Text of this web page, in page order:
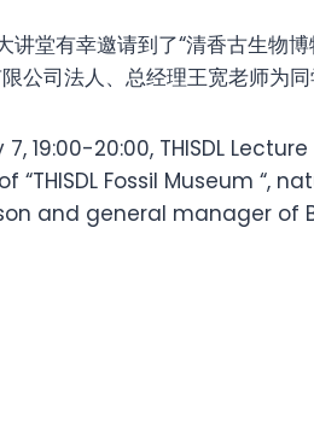
堂有幸邀请到了“清香古生物
公司法人、总经理王宽老师为同
19:00-20:00, THISDL
“THISDL Fossil Museum “,
and general manager of